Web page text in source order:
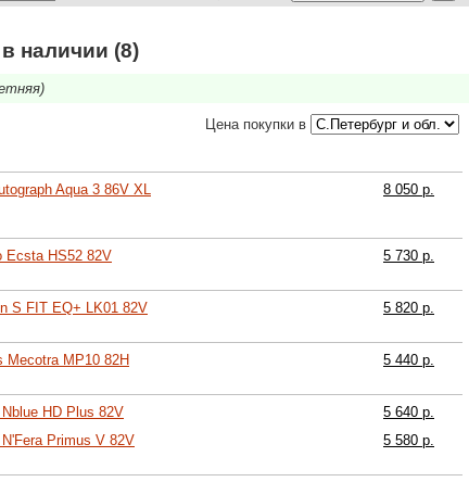
наличии (8)
Цена покупки в
Aqua 3 86V XL
8 050 р.
Ecsta HS52 82V
5 730 р.
S FIT EQ+ LK01 82V
5 820 р.
Mecotra MP10 82H
5 440 р.
HD Plus 82V
5 640 р.
Primus V 82V
5 580 р.